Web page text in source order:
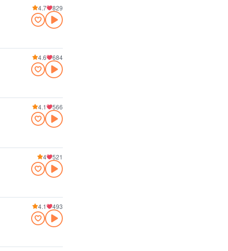
4.7 829
4.6 684
4.1 566
4 521
4.1 493